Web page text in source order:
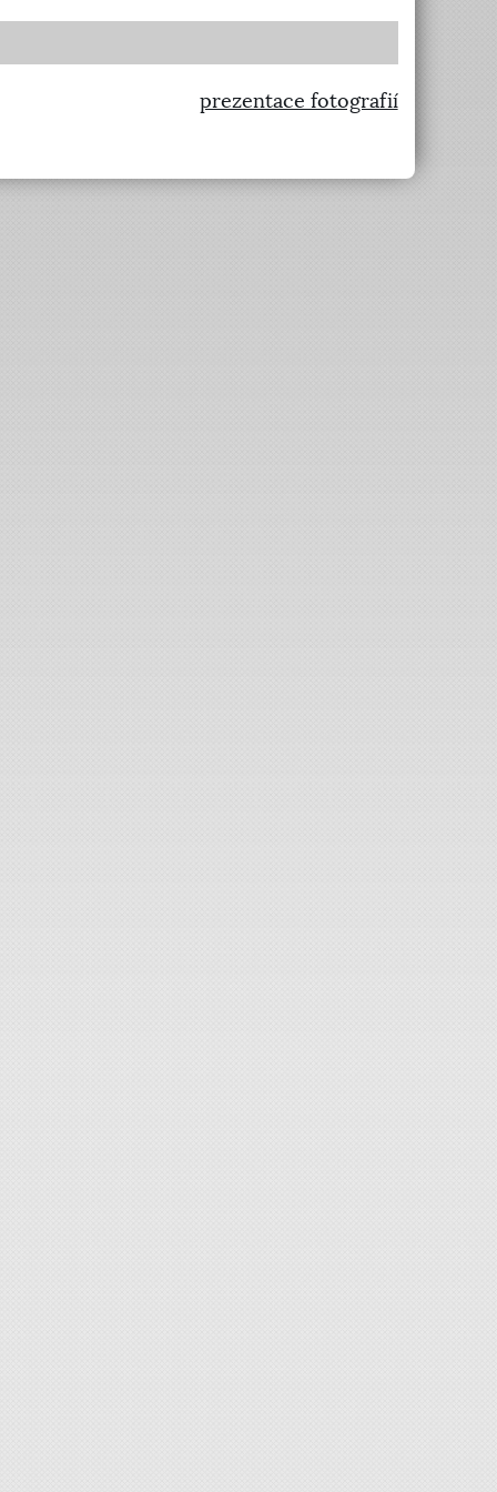
prezentace fotografií